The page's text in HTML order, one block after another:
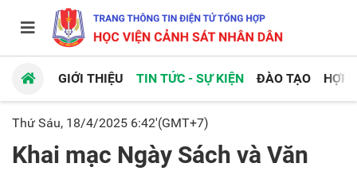
GIỚI THIỆU TIN TỨC - SỰ KIỆN ĐÀO TẠO HỢP
Thứ Sáu, 18/4/2025 6:42'(GMT+7)
Khai mạc Ngày Sách và Văn